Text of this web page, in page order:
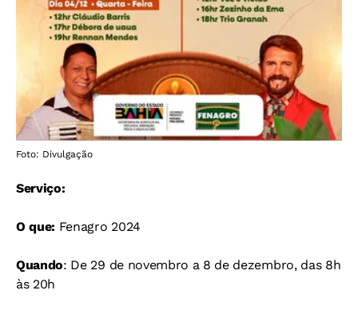
Foto: Divulgação
Serviço:
O que: Fenagro 2024
Quando: De 29 de novembro a 8 de dezembro, das 8h
às 20h